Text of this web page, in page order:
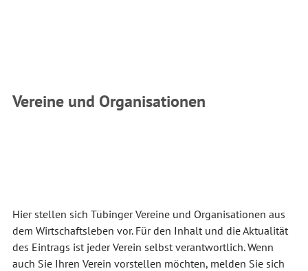
Vereine und Organisationen
Hier stellen sich Tübinger Vereine und Organisationen aus
dem Wirtschaftsleben vor. Für den Inhalt und die Aktualität
des Eintrags ist jeder Verein selbst verantwortlich. Wenn
auch Sie Ihren Verein vorstellen möchten, melden Sie sich